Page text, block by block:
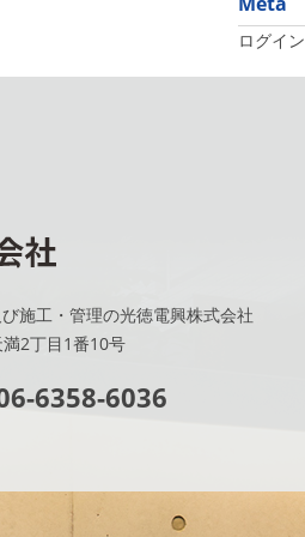
ログイン
施工・管理の光徳電興株式会社
2丁目1番10号
6358-6036